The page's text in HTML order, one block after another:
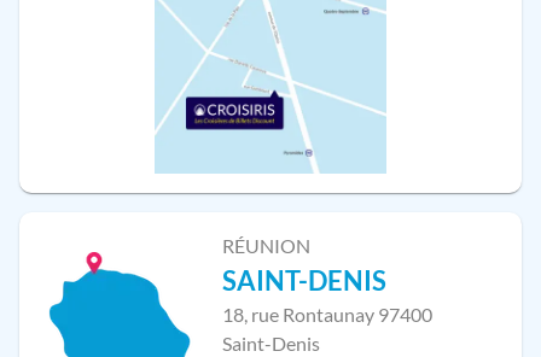
RÉUNION
SAINT-DENIS
18, rue Rontaunay 97400
Saint-Denis